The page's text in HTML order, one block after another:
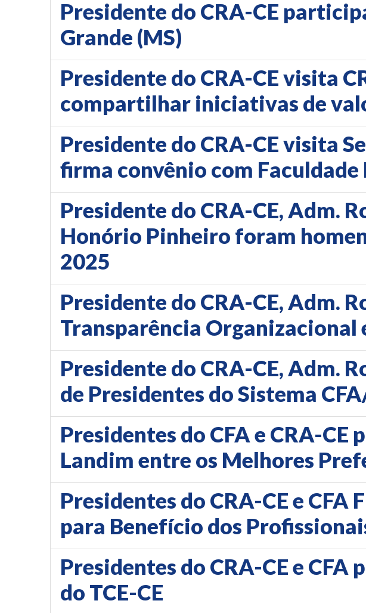
Presidente do CRA-CE
Grande (MS)
Presidente do CRA-CE visita
compartilhar iniciativas de
Presidente do CRA-CE visita
firma convênio com Faculdade
Presidente do CRA-CE, Adm.
Honório Pinheiro foram
2025
Presidente do CRA-CE, Adm.
Transparência Organizacional
Presidente do CRA-CE, Adm.
de Presidentes do Sistema
Presidentes do CFA e CRA-
Landim entre os Melhores
Presidentes do CRA-CE e CFA
para Benefício dos
Presidentes do CRA-CE e
do TCE-CE